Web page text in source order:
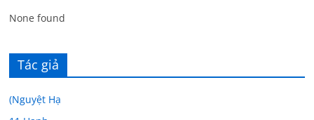
None found
Tác giả
(Nguyệt Hạ